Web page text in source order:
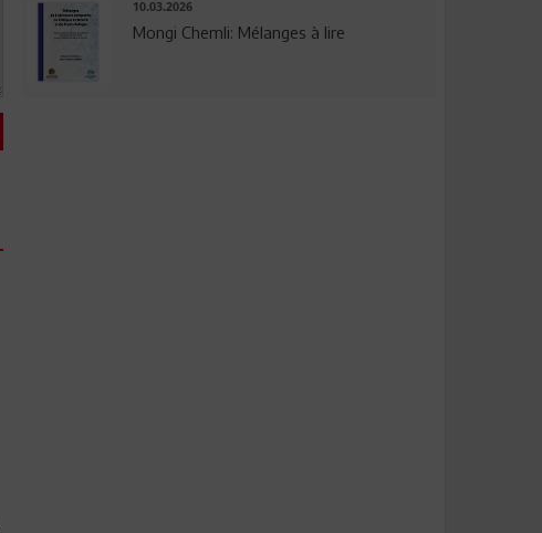
10.03.2026
Mongi Chemli: Mélanges à lire